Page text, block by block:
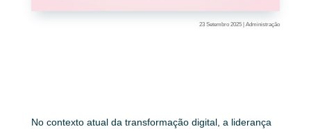
23 Setembro 2025 |Administração
No contexto atual da transformação digital, a liderança